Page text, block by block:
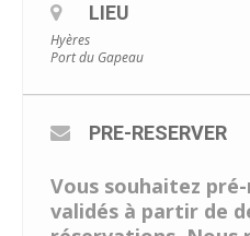
LIEU
Hyères
Port du Gapeau
PRE-RESERVER
Vous souhaitez
validés à partir de